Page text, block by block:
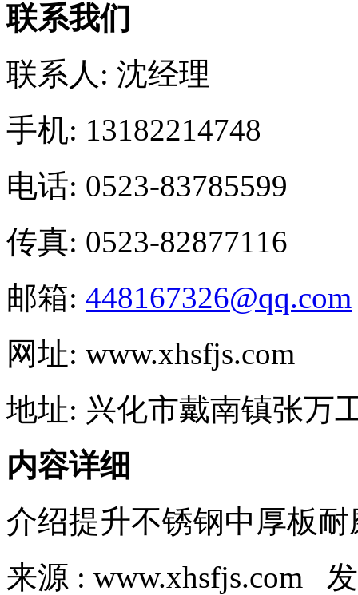
联系我们
联系人: 沈经理
手机: 13182214748
电话: 0523-83785599
传真: 0523-82877116
邮箱: 448167326@qq.com
网址: www.xhsfjs.com
地址: 兴化市戴南镇张万
内容详细
介绍提升不锈钢中厚板
来源 : www.xhsfjs.com